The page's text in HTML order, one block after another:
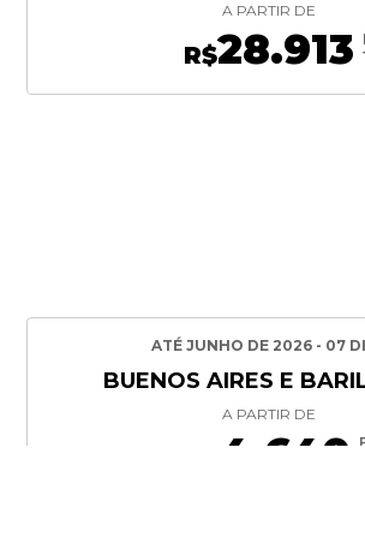
A PARTIR DE
R$28.913
ATÉ JUNHO DE 2026 - 07
BUENOS AIRES E
A PARTIR DE
4.640